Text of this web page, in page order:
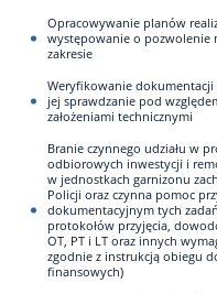
Opracowywanie planów
występowanie o pozwolenie
zakresie
Weryfikowanie dokumentacji
jej sprawdzanie pod
założeniami technicznymi
Branie czynnego udziału w
odbiorowych inwestycji i
w jednostkach garnizonu
Policji oraz czynna pomoc
dokumentacyjnym tych
protokołów przyjęcia,
OT, PT i LT oraz innych
zgodnie z instrukcją obiegu
finansowych)